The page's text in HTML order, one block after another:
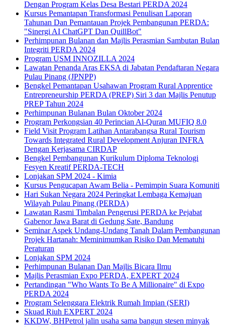
Dengan Program Kelas Desa Bestari PERDA 2024
Kursus Pemantapan Transformasi Penulisan Laporan
Tahunan Dan Pemantauan Projek Pembangunan PERDA:
"Sinergi AI ChatGPT Dan QuillBot"
Perhimpunan Bulanan dan Majlis Perasmian Sambutan Bulan
Integriti PERDA 2024
Program USM INNOZILLA 2024
Lawatan Penanda Aras EKSA di Jabatan Pendaftaran Negara
Pulau Pinang (JPNPP)
Bengkel Pemantapan Usahawan Program Rural Apprentice
Entrepreneurship PERDA (PREP) Siri 3 dan Majlis Penutup
PREP Tahun 2024
Perhimpunan Bulanan Bulan Oktober 2024
Program Perkongsian 40 Perincian Al-Quran MUFIQ 8.0
Field Visit Program Latihan Antarabangsa Rural Tourism
Towards Integrated Rural Development Anjuran INFRA
Dengan Kerjasama CIRDAP
Bengkel Pembangunan Kurikulum Diploma Teknologi
Fesyen Kreatif PERDA-TECH
Lonjakan SPM 2024 - Kimia
Kursus Pengucapan Awam Belia - Pemimpin Suara Komuniti
Hari Sukan Negara 2024 Peringkat Lembaga Kemajuan
Wilayah Pulau Pinang (PERDA)
Lawatan Rasmi Timbalan Pengerusi PERDA ke Pejabat
Gabenor Jawa Barat di Gedung Sate, Bandung
Seminar Aspek Undang-Undang Tanah Dalam Pembangunan
Projek Hartanah: Meminimumkan Risiko Dan Mematuhi
Peraturan
Lonjakan SPM 2024
Perhimpunan Bulanan Dan Majlis Bicara Ilmu
Majlis Perasmian Expo PERDA, EXPERT 2024
Pertandingan "Who Wants To Be A Millionaire" di Expo
PERDA 2024
Program Selenggara Elektrik Rumah Impian (SERI)
Skuad Riuh EXPERT 2024
KKDW, BHPetrol jalin usaha sama bangun stesen minyak